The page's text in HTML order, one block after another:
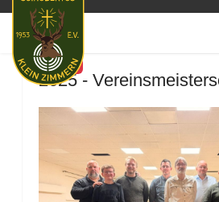
Featured
2025 -